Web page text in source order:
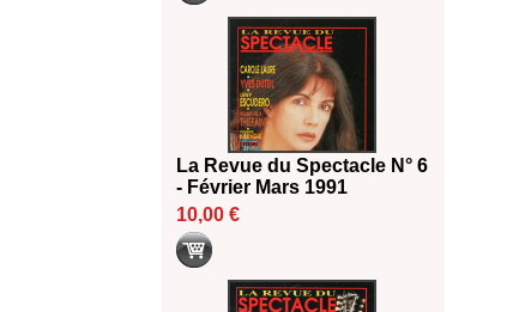
La Revue du Spectacle N° 6
- Février Mars 1991
10,00 €